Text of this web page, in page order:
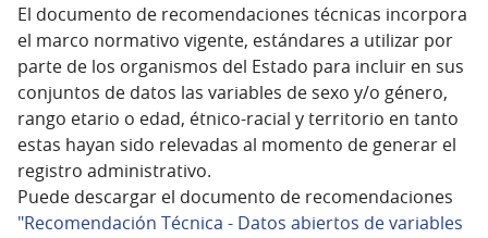
El documento de recomendaciones técnicas incorpora
el marco normativo vigente, estándares a utilizar por
parte de los organismos del Estado para incluir en sus
conjuntos de datos las variables de sexo y/o género,
rango etario o edad, étnico-racial y territorio en tanto
estas hayan sido relevadas al momento de generar el
registro administrativo.
Puede descargar el documento de recomendaciones
"Recomendación Técnica - Datos abiertos de variables